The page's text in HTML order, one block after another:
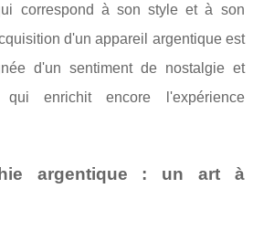
correspond à son style et à son
d'un appareil argentique est
d'un sentiment de nostalgie et
qui enrichit encore l'expérience
argentique : un art à